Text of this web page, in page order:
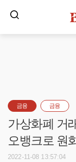
금융 금융
가상화폐 거
오뱅크로 원
2022-11-08 13:57:04